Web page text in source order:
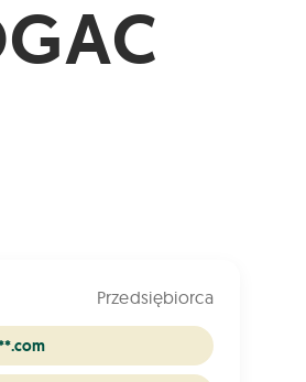
Przedsiębiorca